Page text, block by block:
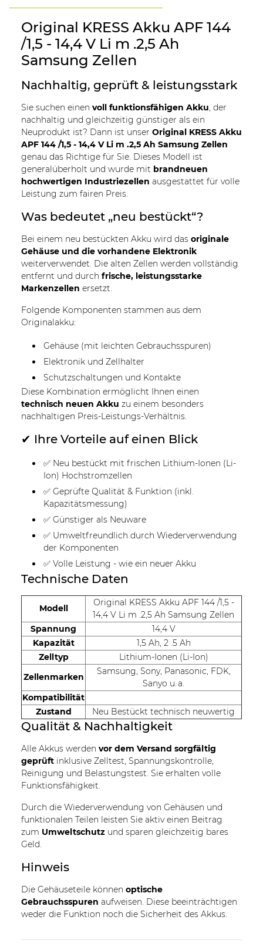
Original KRESS Akku APF 144
/1,5 - 14,4 V Li m .2,5 Ah
Samsung Zellen
Nachhaltig, geprüft & leistungsstark
Sie suchen einen voll funktionsfähigen Akku , der
nachhaltig und gleichzeitig günstiger als ein
Neuprodukt ist? Dann ist unser Original KRESS Akku
APF 144 /1,5 - 14,4 V Li m .2,5 Ah Samsung Zellen
genau das Richtige für Sie. Dieses Modell ist
generalüberholt und wurde mit brandneuen
hochwertigen Industriezellen ausgestattet für volle
Leistung zum fairen Preis.
Was bedeutet „neu bestückt“?
Bei einem neu bestückten Akku wird das originale
Gehäuse und die vorhandene Elektronik
weiterverwendet. Die alten Zellen werden vollständig
entfernt und durch frische, leistungsstarke
Markenzellen ersetzt.
Folgende Komponenten stammen aus dem
Originalakku:
Gehäuse (mit leichten Gebrauchsspuren)
Elektronik und Zellhalter
Schutzschaltungen und Kontakte
Diese Kombination ermöglicht Ihnen einen
technisch neuen Akku zu einem besonders
nachhaltigen Preis-Leistungs-Verhältnis.
✔ Ihre Vorteile auf einen Blick
✅ Neu bestückt mit frischen Lithium-Ionen (Li-
Ion) Hochstromzellen
✅ Geprüfte Qualität & Funktion (inkl.
Kapazitätsmessung)
✅ Günstiger als Neuware
✅ Umweltfreundlich durch Wiederverwendung
der Komponenten
✅ Volle Leistung - wie ein neuer Akku
Technische Daten
Modell
Original KRESS Akku APF 144 /1,5 -
14,4 V Li m .2,5 Ah Samsung Zellen
Spannung
14,4 V
Kapazität
1,5 Ah, 2 .5 Ah
Zelltyp
Lithium-Ionen (Li-Ion)
Zellenmarken
Samsung, Sony, Panasonic, FDK,
Sanyo u. a.
Kompatibilität
Zustand
Neu Bestückt technisch neuwertig
Qualität & Nachhaltigkeit
Alle Akkus werden vor dem Versand sorgfältig
geprüft inklusive Zelltest, Spannungskontrolle,
Reinigung und Belastungstest. Sie erhalten volle
Funktionsfähigkeit.
Durch die Wiederverwendung von Gehäusen und
funktionalen Teilen leisten Sie aktiv einen Beitrag
zum Umweltschutz und sparen gleichzeitig bares
Geld.
Hinweis
Die Gehäuseteile können optische
Gebrauchsspuren aufweisen. Diese beeinträchtigen
weder die Funktion noch die Sicherheit des Akkus.